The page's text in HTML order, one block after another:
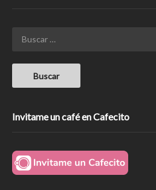
Invitame un café en Cafecito